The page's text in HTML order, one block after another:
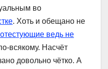
во
. Хоть и обещано не
ведь не
всякому. Насчёт
довольно чётко. А